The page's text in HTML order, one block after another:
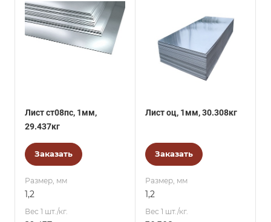
Лист ст08пс, 1мм,
29.437кг
Заказать
Размер, мм
1,2
Вес 1 шт./кг.
Лист оц, 1мм, 30.308кг
Заказать
Размер, мм
1,2
Вес 1 шт./кг.